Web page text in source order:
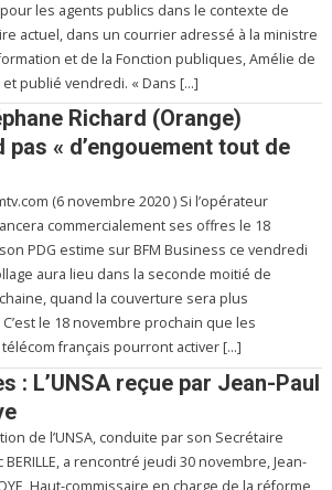
pour les agents publics dans le contexte de
actuel, dans un courrier adressé à la ministre
et de la Fonction publiques, Amélie de
publié vendredi. « Dans […]
Richard (Orange)
pas « d’engouement tout de
(6 novembre 2020 ) Si l’opérateur
commercialement ses offres le 18
PDG estime sur BFM Business ce vendredi
aura lieu dans la seconde moitié de
quand la couverture sera plus
le 18 novembre prochain que les
français pourront activer […]
: L’UNSA reçue par Jean-Paul
de l’UNSA, conduite par son Secrétaire
BERILLE, a rencontré jeudi 30 novembre, Jean-
Haut-commissaire en charge de la réforme